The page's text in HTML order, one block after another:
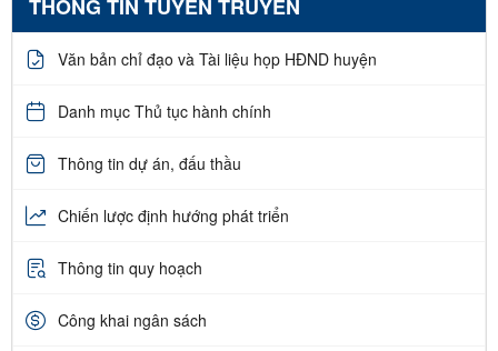
THÔNG TIN TUYÊN TRUYỀN
Văn bản chỉ đạo và Tài liệu họp HĐND huyện
Danh mục Thủ tục hành chính
Thông tin dự án, đấu thầu
Chiến lược định hướng phát triển
Thông tin quy hoạch
Công khai ngân sách